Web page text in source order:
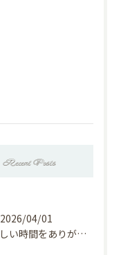
Recent Posts
2026/04/01
楽しい時間をありがとうございました♡